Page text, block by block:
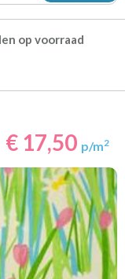
leverbaar
€ 17,50 p/m2